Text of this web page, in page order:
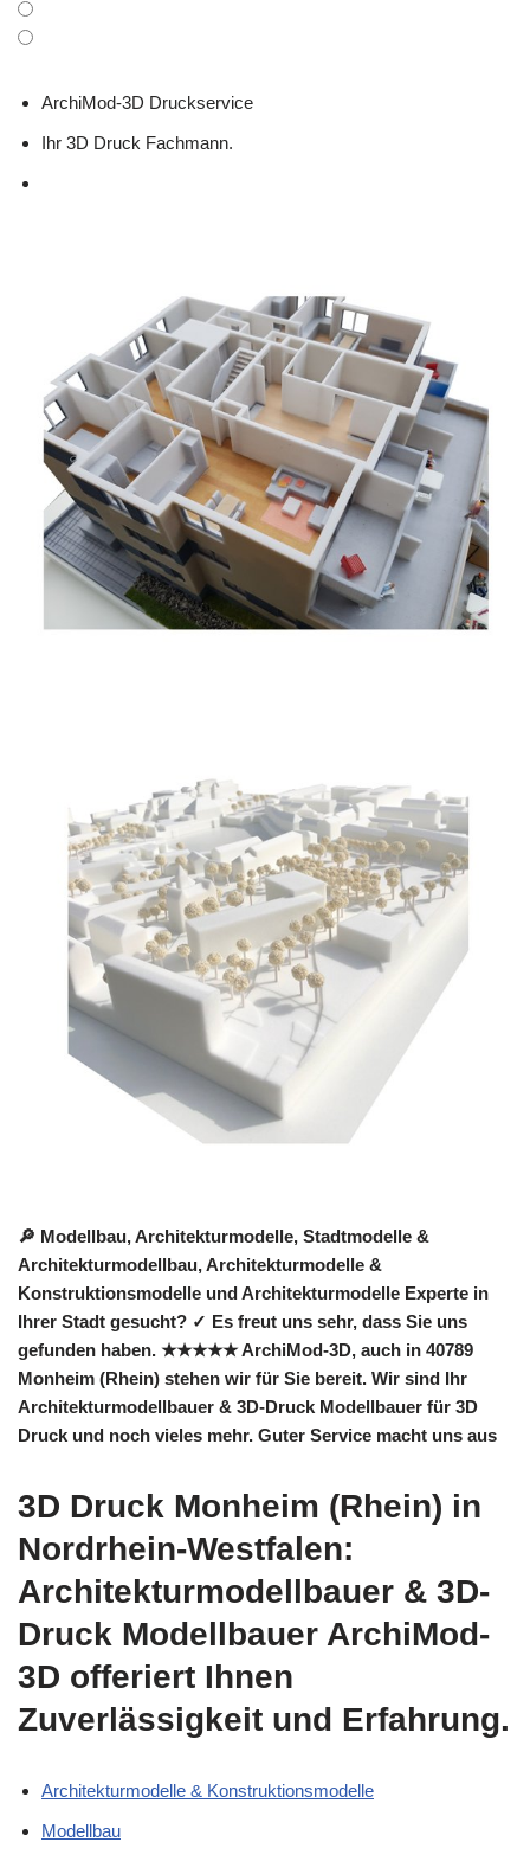
ArchiMod-3D Druckservice
Ihr 3D Druck Fachmann.
🔎 Modellbau, Architekturmodelle, Stadtmodelle &
Architekturmodellbau, Architekturmodelle &
Konstruktionsmodelle und Architekturmodelle Experte in
Ihrer Stadt gesucht? ✓ Es freut uns sehr, dass Sie uns
gefunden haben. ★★★★★ ArchiMod-3D, auch in 40789
Monheim (Rhein) stehen wir für Sie bereit. Wir sind Ihr
Architekturmodellbauer & 3D-Druck Modellbauer für 3D
Druck und noch vieles mehr. Guter Service macht uns aus
3D Druck Monheim (Rhein) in
Nordrhein-Westfalen:
Architekturmodellbauer & 3D-
Druck Modellbauer ArchiMod-
3D offeriert Ihnen
Zuverlässigkeit und Erfahrung.
Architekturmodelle & Konstruktionsmodelle
Modellbau